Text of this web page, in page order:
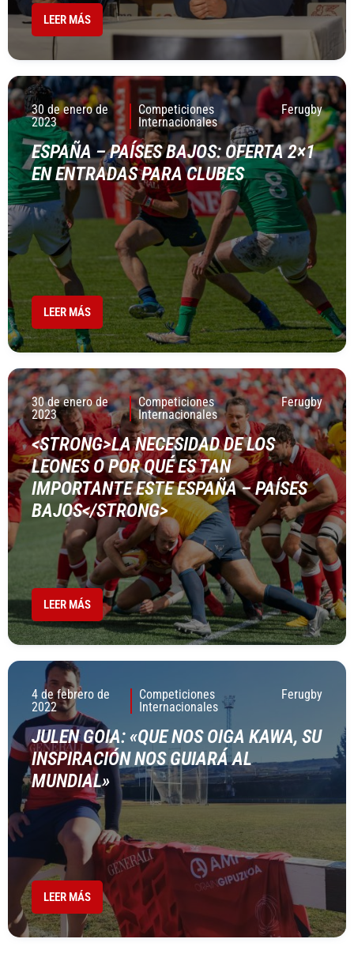
LEER MÁS
30 de enero de
2023
Competiciones
Internacionales
Ferugby
ESPAÑA – PAÍSES BAJOS: OFERTA 2×1
EN ENTRADAS PARA CLUBES
LEER MÁS
30 de enero de
2023
Competiciones
Internacionales
Ferugby
<STRONG>LA NECESIDAD DE LOS
LEONES O POR QUÉ ES TAN
IMPORTANTE ESTE ESPAÑA – PAÍSES
BAJOS</STRONG>
LEER MÁS
4 de febrero de
2022
Competiciones
Internacionales
Ferugby
JULEN GOIA: «QUE NOS OIGA KAWA, SU
INSPIRACIÓN NOS GUIARÁ AL
MUNDIAL»
LEER MÁS